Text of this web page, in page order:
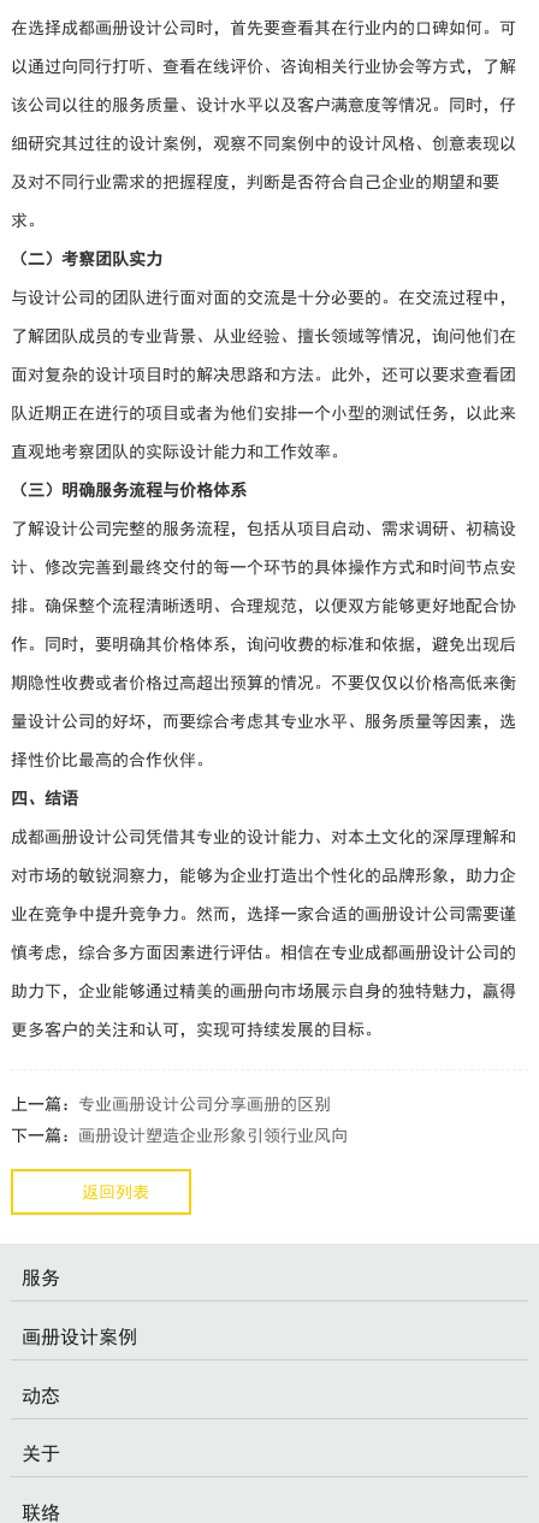
在选择成都画册设计公司时，首先要查看其在行业内的口碑如何。可
以通过向同行打听、查看在线评价、咨询相关行业协会等方式，了解
该公司以往的服务质量、设计水平以及客户满意度等情况。同时，仔
细研究其过往的设计案例，观察不同案例中的设计风格、创意表现以
及对不同行业需求的把握程度，判断是否符合自己企业的期望和要
求。
（二）考察团队实力
与设计公司的团队进行面对面的交流是十分必要的。在交流过程中，
了解团队成员的专业背景、从业经验、擅长领域等情况，询问他们在
面对复杂的设计项目时的解决思路和方法。此外，还可以要求查看团
队近期正在进行的项目或者为他们安排一个小型的测试任务，以此来
直观地考察团队的实际设计能力和工作效率。
（三）明确服务流程与价格体系
了解设计公司完整的服务流程，包括从项目启动、需求调研、初稿设
计、修改完善到最终交付的每一个环节的具体操作方式和时间节点安
排。确保整个流程清晰透明、合理规范，以便双方能够更好地配合协
作。同时，要明确其价格体系，询问收费的标准和依据，避免出现后
期隐性收费或者价格过高超出预算的情况。不要仅仅以价格高低来衡
量设计公司的好坏，而要综合考虑其专业水平、服务质量等因素，选
择性价比最高的合作伙伴。
四、结语
成都画册设计公司凭借其专业的设计能力、对本土文化的深厚理解和
对市场的敏锐洞察力，能够为企业打造出个性化的品牌形象，助力企
业在竞争中提升竞争力。然而，选择一家合适的画册设计公司需要谨
慎考虑，综合多方面因素进行评估。相信在专业成都画册设计公司的
助力下，企业能够通过精美的画册向市场展示自身的独特魅力，赢得
更多客户的关注和认可，实现可持续发展的目标。
上一篇： 专业画册设计公司分享画册的区别
下一篇： 画册设计塑造企业形象引领行业风向
返回列表
服务
画册设计案例
动态
关于
联络